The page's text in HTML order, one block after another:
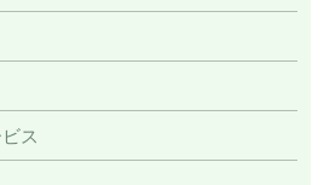
ス